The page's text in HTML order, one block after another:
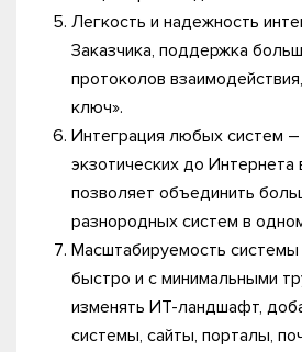
Легкость и надежность
Заказчика, поддержка
протоколов
ключ».
Интеграция любых систем –
экзотических до Интернета
позволяет объединить
разнородных систем в
Масштабируемость
быстро и с минимальными
изменять ИТ-ландшафт,
системы, сайты, порталы,